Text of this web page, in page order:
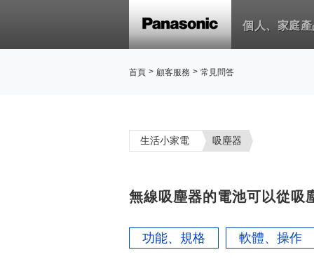
個人、家庭產
首頁 > 顧客服務 > 常見問答
生活小家電 吸塵器
無線吸塵器的電池可以從吸
功能、規格 軟體、操作